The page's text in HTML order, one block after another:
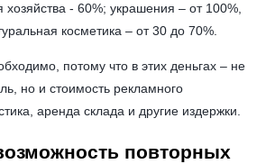
- 60%; украшения – от 100%,
косметика – от 30 до 70%.
потому что в этих деньгах – не
но и стоимость рекламного
аренда склада и другие издержки.
повторных